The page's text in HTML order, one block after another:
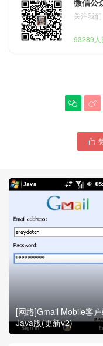
关注我
93289人
 

[网络]Gmail Mobile客
Java版(更新v2)